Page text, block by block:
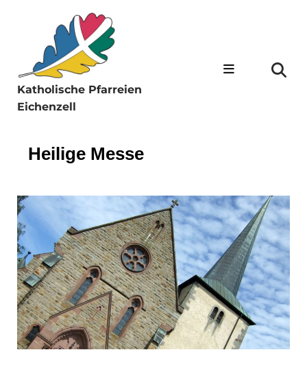
Katholische Pfarreien
Eichenzell
Heilige Messe